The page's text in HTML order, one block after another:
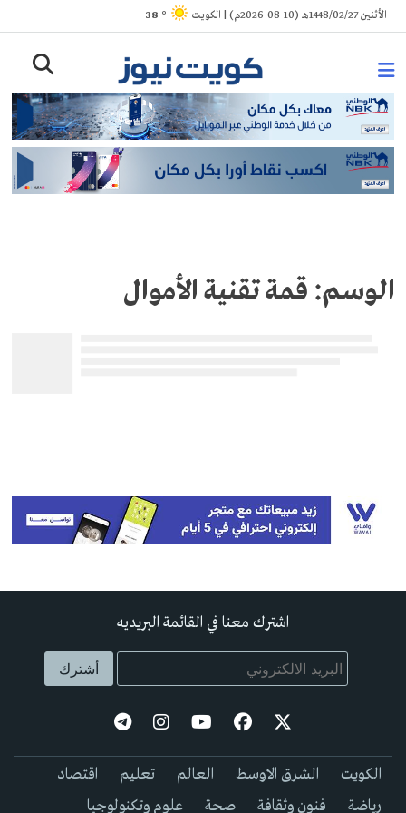
Skip
to
الأثنين 1448/02/27هـ (10-08-2026م) | الكويت ° 38
الوسم: قمة تقنية الأموال
اشترك معنا في القائمة البريديه
الكويت الشرق الاوسط العالم تعليم
اقتصاد
رياضة
فنون وثقافة صحة علوم وتكنولوجيا